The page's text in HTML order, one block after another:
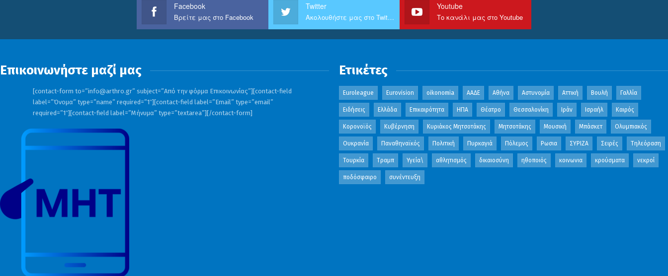
Facebook
Βρείτε μας στο Facebook
Twitter
Ακολουθήστε μας στο Twitter
Youtube
Το κανάλι μας στο Youtube
Επικοινωνήστε μαζί μας
[contact-form to=”info@arthro.gr” subject=”Από την φόρμα Επικοινωνίας”][contact-field
label=”Όνομα” type=”name” required=”1″][contact-field label=”Email” type=”email”
required=”1″][contact-field label=”Μήνυμα” type=”textarea”][/contact-form]
Ετικέτες
Euroleague Eurovision oikonomia ΑΑΔΕ Αθήνα Αστυνομία Αττική Βουλή Γαλλία
Ειδήσεις Ελλάδα Επικαιρότητα ΗΠΑ Θέατρο Θεσσαλονίκη Ιράν Ισραήλ Καιρός
Κορονοϊός Κυβέρνηση Κυριάκος Μητσοτάκης Μητσοτάκης Μουσική Μπάσκετ Ολυμπιακός
Ουκρανία Παναθηναϊκός Πολιτική Πυρκαγιά Πόλεμος Ρωσια ΣΥΡΙΖΑ Σειρές Τηλεόραση
Τουρκία Τραμπ Υγεία\ αθλητισμός δικαιοσύνη ηθοποιός κοινωνια κρούσματα νεκροί
ποδόσφαιρο συνέντευξη